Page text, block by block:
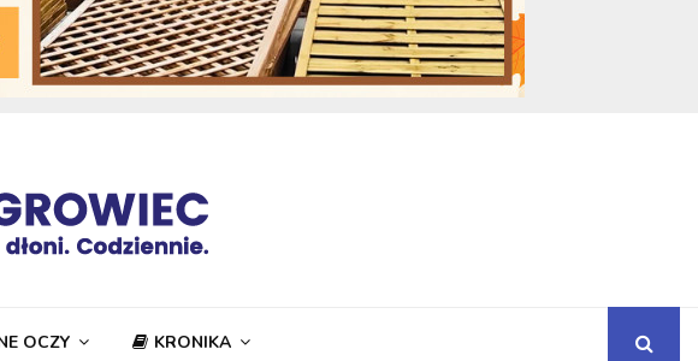
OCZY KRONIKA